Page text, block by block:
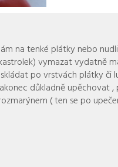
na tenké plátky nebo
vymazat vydatně
po vrstvách plátky či
důkladně upěchovat ,
( ten se po upečení